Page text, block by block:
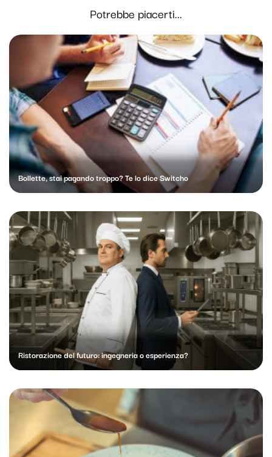
Potrebbe piacerti...
Bollette, stai pagando troppo? Te lo dice Switcho
Ristorazione del futuro: ingegneria o esperienza?